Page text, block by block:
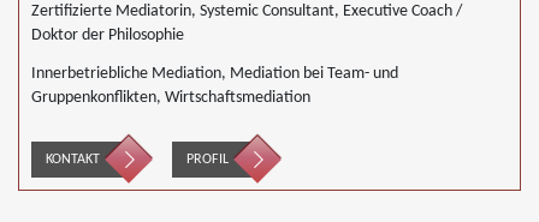
Zertifizierte Mediatorin, Systemic Consultant, Executive Coach /
Doktor der Philosophie
Innerbetriebliche Mediation, Mediation bei Team- und
Gruppenkonflikten, Wirtschaftsmediation
KONTAKT PROFIL